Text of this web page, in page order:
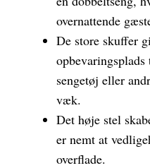
overnattende
De store skuffer
sengetøj eller
væk.
Det høje stel
er nemt at
overflade.